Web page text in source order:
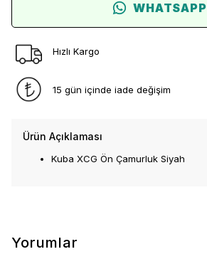
WHATSAPP
Hızlı Kargo
15 gün içinde iade değişim
Ürün Açıklaması
Kuba XCG Ön Çamurluk Siyah
Yorumlar